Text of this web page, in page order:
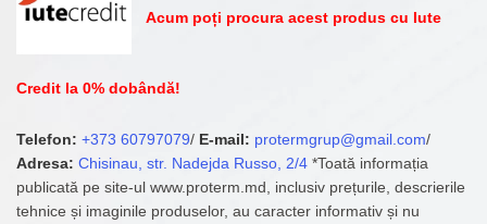
Acum poți procura acest produs cu Iute
Credit la 0% dobândă!
Telefon: +373 60797079/ E-mail: protermgrup@gmail.com/
Adresa: Chisinau, str. Nadejda Russo, 2/4 *Toată informația
publicată pe site-ul www.proterm.md, inclusiv prețurile, descrierile
tehnice și imaginile produselor, au caracter informativ și nu